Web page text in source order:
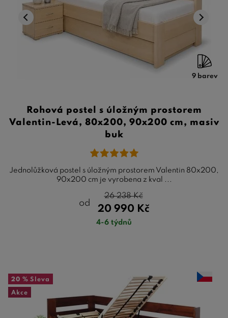
9 barev
Rohová postel s úložným prostorem
Valentin-Levá, 80x200, 90x200 cm, masiv
buk
Jednolůžková postel s úložným prostorem Valentin 80x200,
90x200 cm je vyrobena z kval ...
od
20 990 Kč
26 238Kč
4-6 týdnů
20 % Sleva
Akce